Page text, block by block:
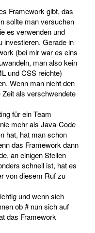
Framework gibt, das
sollte man versuchen
es verwenden und
investieren. Gerade in
(bei mir war es eins
man also kein
und CSS reichte)
Wenn man nicht den
als verschwendete
für ein Team
mehr als Java-Code
hat, hat man schon
das Framework dann
an einigen Stellen
schnell ist, hat es
von diesem Ruf zu
und wenn sich
ob # nun sich auf
das Framework